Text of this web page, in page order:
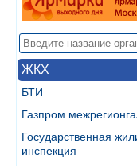
ЖКХ
БТИ
Газпром
Государственная
инспекция